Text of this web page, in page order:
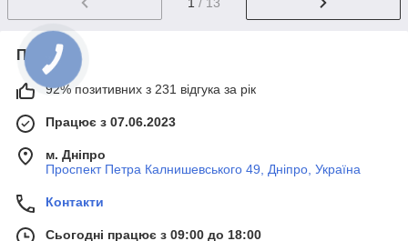
1 / 13
Про нас
92% позитивних з 231 відгука за рік
Працює з 07.06.2023
м. Дніпро
Проспект Петра Калнишевського 49, Дніпро, Україна
Контакти
Сьогодні працює з 09:00 до 18:00